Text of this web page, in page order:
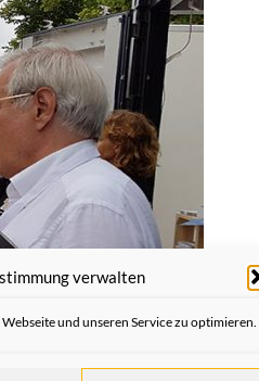
verwalten
und unseren Service zu optimieren.